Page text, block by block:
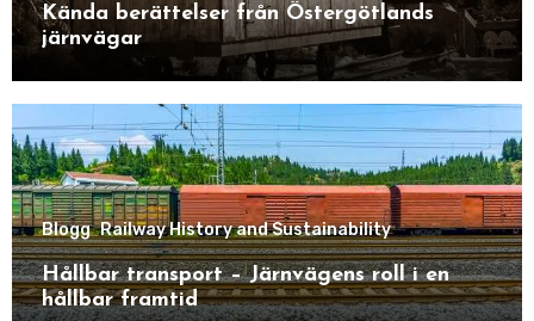
Kända berättelser från Östergötlands
järnvägar
Blogg Railway History and Sustainability
Hållbar transport – Järnvägens roll i en
hållbar framtid